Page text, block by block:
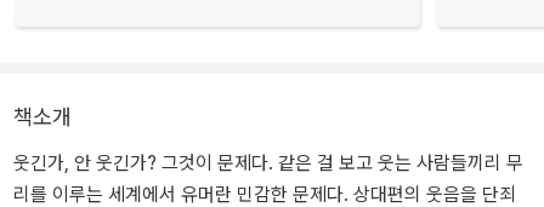
책소개
웃긴가, 안 웃긴가? 그것이 문제다. 같은 걸 보고 웃는 사람들끼리 무
리를 이루는 세계에서 유머란 민감한 문제다. 상대편의 웃음을 단죄